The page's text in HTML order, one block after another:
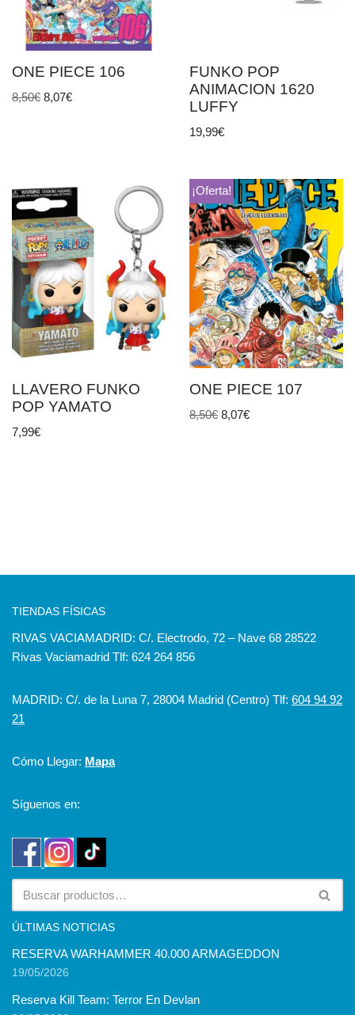
ONE PIECE 106
8,50€ 8,07€
FUNKO POP
ANIMACION 1620
LUFFY
19,99€
LLAVERO FUNKO
POP YAMATO
7,99€
¡Oferta!
ONE PIECE 107
8,50€ 8,07€
TIENDAS FÍSICAS
RIVAS VACIAMADRID: C/. Electrodo, 72 – Nave 68 28522
Rivas Vaciamadrid Tlf: 624 264 856
MADRID: C/. de la Luna 7, 28004 Madrid (Centro) Tlf: 604 94 92
21
Cómo Llegar: Mapa
Síguenos en:
ÚLTIMAS NOTICIAS
RESERVA WARHAMMER 40.000 ARMAGEDDON
19/05/2026
Reserva Kill Team: Terror En Devlan